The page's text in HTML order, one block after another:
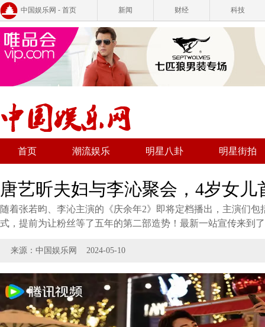
中国娱乐网 - 首页 新闻 财经 科技
首页 潮流娱乐 明星八卦 明星街拍
唐艺昕夫妇与李沁聚会，4岁女儿
随着张若昀、李沁主演的《庆余年2》即将定档播出，主演们
式，提前为让粉丝等了五年的第二部造势！最新一站宣传来到
来源：中国娱乐网 2024-05-10